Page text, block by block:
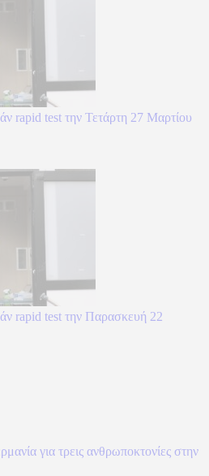
rapid test την Τετάρτη 27 Μαρτίου
rapid test την Παρασκευή 22
για τρεις ανθρωποκτονίες στην